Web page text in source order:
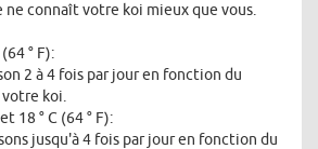
connaît votre koi mieux que vous.
° F):
2 à 4 fois par jour en fonction du
koi.
18 ° C (64 ° F):
jusqu'à 4 fois par jour en fonction du